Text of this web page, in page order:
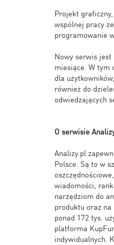
Projekt
wspólnej pracy
programowanie
Nowy serwis
miesiące. W tym
dla
również do
odwiedzających
O serwisie
Analizy.pl
Polsce. Są to w
wiadomości,
narzędziom do
produktu oraz
ponad 172 tys.
platforma
indywidualnych.